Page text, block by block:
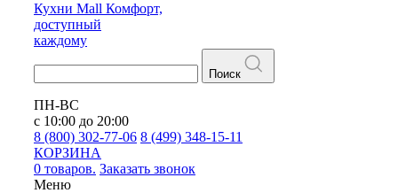
Кухни Mall Комфорт,
доступный
каждому
Поиск
ПН-ВС
с 10:00 до 20:00
8 (800) 302-77-06 8 (499) 348-15-11
КОРЗИНА
0 товаров. Заказать звонок
Меню